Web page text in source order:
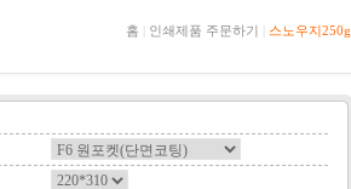
홈 인쇄제품 주문하기 스노우지250g